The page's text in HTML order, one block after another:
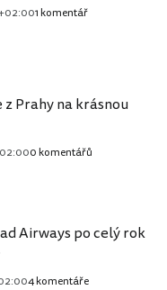
1 komentář
Prahy na krásnou
0 komentářů
Airways po celý rok
4 komentáře